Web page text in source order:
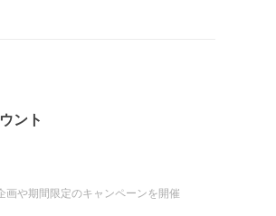
ント
画や期間限定のキャンペーンを開催